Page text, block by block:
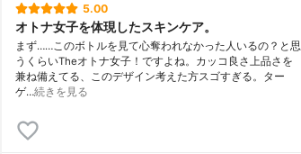
5.00
オトナ女子を体現したスキンケア。
まず……このボトルを見て心奪われなかった人いるの？と思
うくらいTheオトナ女子！ですよね。カッコ良さ上品さを
兼ね備えてる、このデザイン考えた方スゴすぎる。ター
ゲ…続きを見る